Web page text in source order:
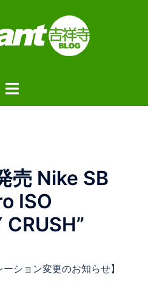
ト
ー売 Nike SB
ISO
CRUSH”
ション変更のお知らせ】